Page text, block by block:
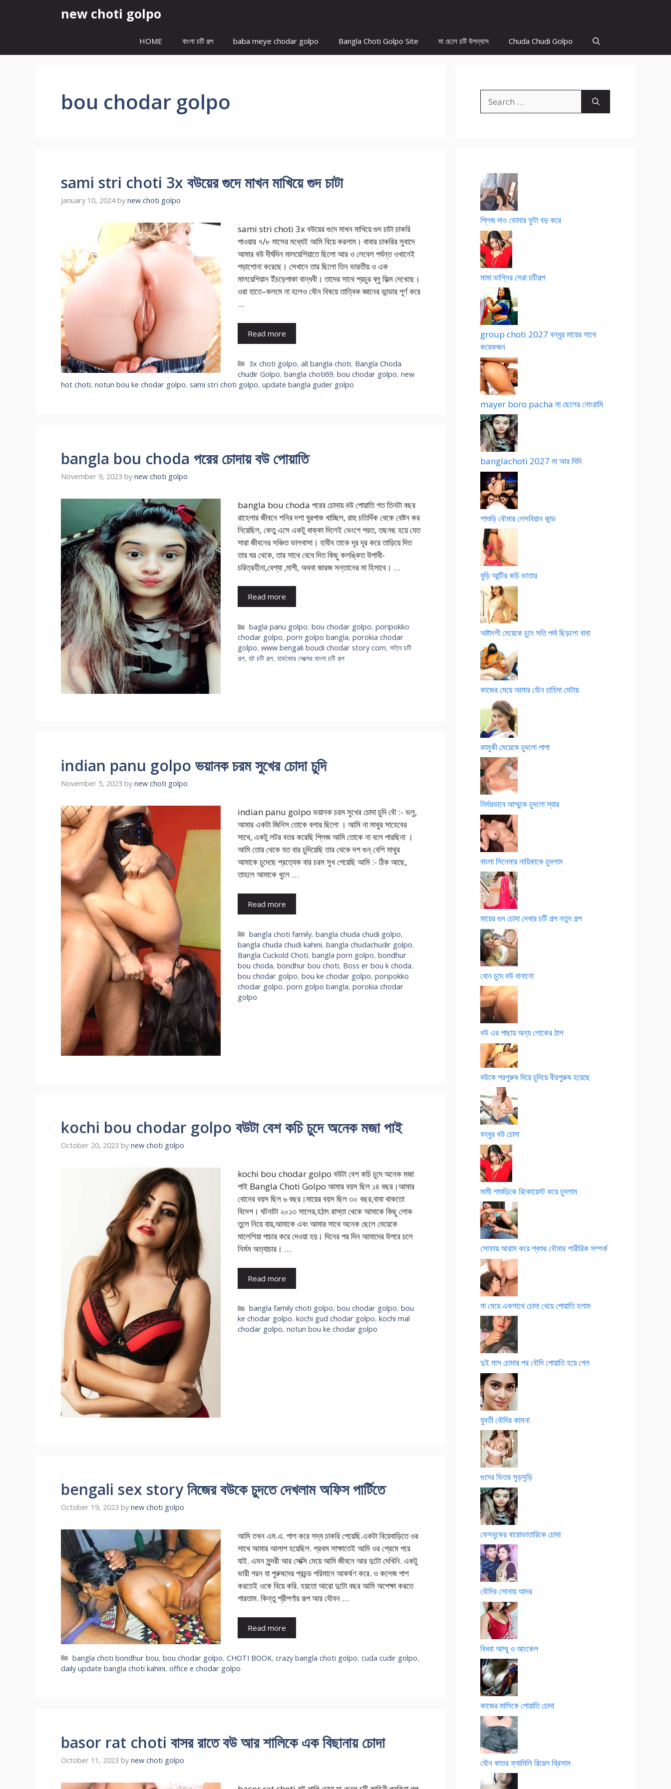
new choti golpo
HOME বাংলা চটি গল্প baba meye chodar golpo Bangla Choti Golpo Site মা ছেলে চটি উপন্যাস Chuda Chudi Golpo
bou chodar golpo
sami stri choti 3x বউয়ের গুদে মাখন মাখিয়ে গুদ চাটা
January 10, 2024 by new choti golpo
sami stri choti 3x বউয়ের গুদে মাখন মাখিয়ে গুদ চাটা চাকরি
পাওয়ার ৭/৮ মাসের মধ্যেই আমি বিয়ে করলাম। বাবার চাকরির সুবাদে
আমার বউ দীর্ঘদিন মালয়েশিয়াতে ছিলো আর ও লেবেল পর্যন্ত ওখানেই
পড়াশোনা করেছে। সেখানে তার ছিলো তিন ভারতীয় ও এক
মালয়েশিয়ান ইঁচড়েপাকা বান্ধবী। তাদের সাথে প্রচুর ব্লু ফিল্ম দেখেছে।
ওরা হাতে–কলমে না হলেও যৌন বিষয়ে তাত্বিক জ্ঞানের ভান্ডার পূর্ণ করে
…
Read more
Categories
3x choti golpo,all bangla choti, Bangla Choda
chudir Golpo, bangla choti69, bou chodar golpo, new
hot choti, notun bou ke chodar golpo, sami stri choti golpo, update bangla guder golpo
bangla bou choda পরের চোদায় বউ পোয়াতি
November 9, 2023 by new choti golpo
bangla bou choda পরের চোদায় বউ পোয়াতি গত তিনটা বছর
রাহেলার জীবনে শনির দশা ঘুরপাক খাচ্ছিল, রাহু চতির্দিক থেকে বেষ্টন কর
নিয়েছিল, কেতু এসে একটু ধাক্কা দিলেই ভেংগে পরত, তছনছ হয়ে যেত
সারা জীবনের সঞ্চিত ভালবাসা। হাবীব তাকে দূর দূর করে তাড়িয়ে দিত
তার ঘর থেকে, তার সাথে বেধে দিত কিছু কলঙ্কিত উপাধী-
চরিত্রহীনা,বেশ্যা ,মাগী, অথবা জারজ সন্তানের মা হিসাবে। …
Read more
Categories
bagla panu golpo,bou chodar golpo,poripokko
chodar golpo, porn golpo bangla, porokia chodar
golpo, www bengali boudi chodar story com, সত্যি চটি
গল্প, হট চটি গল্প, হার্ডকোর সেক্সের বাংলা চটি গল্প
indian panu golpo ভয়ানক চরম সুখের চোদা চুদি
November 5, 2023 by new choti golpo
indian panu golpo ভয়ানক চরম সুখের চোদা চুদি বৌ :- ভলু,
আমার একটা জিনিস তোকে বলার ছিলো । আমি না মাথুর সাহেবের
সাথে, একটু লটর বতর করেছি প্লিজ আমি তোকে না বলে পারছিনা ।
আমি তোর থেকে যত বার চুদিয়েছি তার থেকে দশ গুন্ বেশি মাথুর
আমাকে চুদেছে প্রত্যেক বার চরম সুখ পেয়েছি আমি :- ঠিক আছে,
তাহলে আমাকে খুলে …
Read more
Categories
bangla choti family,bangla chuda chudi golpo,
bangla chuda chudi kahini, bangla chudachudir golpo,
Bangla Cuckold Choti, bangla porn golpo, bondhur
bou choda, bondhur bou choti, Boss er bou k choda,
bou chodar golpo, bou ke chodar golpo, poripokko
chodar golpo, porn golpo bangla, porokia chodar
golpo
kochi bou chodar golpo বউটা বেশ কচি চুদে অনেক মজা পাই
October 20, 2023 by new choti golpo
kochi bou chodar golpo বউটা বেশ কচি চুদে অনেক মজা
পাই Bangla Choti Golpo আমার বয়স ছিল ১৪ বছর।আমার
বোনের বয়স ছিল ৬ বছর।মায়ের বয়স ছিল ৩০ বছর,বাবা থাকতো
বিদেশ। ঘটনাটা ২০১৩ সালের,হঠাৎ রাস্তা থেকে আমাকে কিছু লোক
তুলে নিয়ে যায়,আমাকে এবং আমার সাথে অনেক ছেলে মেয়েকে
মালেশিয়া পাচার করে দেওয়া হয়। দিনের পর দিন আমাদের উপরে চলে
নির্মম অত্যাচার। …
Read more
Categories
bangla family choti golpo,bou chodar golpo,bou
ke chodar golpo, kochi gud chodar golpo, kochi mal
chodar golpo, notun bou ke chodar golpo
bengali sex story নিজের বউকে চুদতে দেখলাম অফিস পার্টিতে
October 19, 2023 by new choti golpo
আমি তখন এম.এ. পাশ করে সদ্য চাকরি পেয়েছি.একটা বিয়েবাড়িতে ওর
সাথে আমার আলাপ হয়েছিল. প্রথম সাক্ষাতেই আমি ওর প্রেমে পরে
যাই. এমন সুন্দরী আর সেক্সি মেয়ে আমি জীবনে আর দুটো দেখিনি. একটু
ভারী গরন যা পুরুষদের প্রচন্ড পরিমানে আকর্ষণ করে. ও কলেজ পাশ
করতেই ওকে বিয়ে করি. হয়তো আরো দুটো বছর আমি অপেক্ষা করতে
পারতাম. কিন্তু শ্রীপর্ণার রূপ আর যৌবন …
Read more
Categories
bangla choti bondhur bou,bou chodar golpo,CHOTI BOOK,crazy bangla choti golpo,cuda cudir golpo,
daily update bangla choti kahini, office e chodar golpo
basor rat choti বাসর রাতে বউ আর শালিকে এক বিছানায় চোদা
October 11, 2023 by new choti golpo
for:
প্লিজ দাও ভোদার ফুটা বড় করে
মামা ভাগ্নির সেরা চটিগল্প
group choti 2027 বন্ধুর মায়ের সাথে
কয়েকজন
mayer boro pacha মা ছেলের নোংরামি
banglachoti 2027 মা আর দিদি
শাশুড়ি বৌমার লেসবিয়ান কান্ড
বুড়ি আন্টির কচি ভাতার
অষ্টাদশী মেয়েকে চুদে সতি পর্দা ছিড়লো বাবা
কাজের মেয়ে আমার যৌন চাহিদা মেটায়
কামুকী মেয়েকে চুদলো পাপা
নির্দয়ভাবে আম্মুকে চুদলো স্যার
বাংলা সিনেমার নায়িকাকে চুদলাম
মায়ের গুদ চোদা দেখার চটি গল্প নতুন গল্প
বোন চুদে বউ বানানো
বউ এর পাছায় অন্য লোকের ঠাপ
বউকে পরপুরুষ দিয়ে চুদিয়ে বীরপুরুষ হয়েছে
বন্ধুর বউ চোদা
মামী শাশুড়িকে রিকোয়েস্ট করে চুদলাম
সোফায় আরাম করে শ্বশুর বৌমার শারীরিক সম্পর্ক
মা মেয়ে একসাথে চোদা খেয়ে পোয়াতি হলাম
দুই মাস চোদার পর বৌদি পোয়াতি হয়ে গেল
যুবতী বৌদির কামনা
গুদের ভিতর সুড়সুড়ি
ফেসবুকের বারোভাতারিকে চোদা
বৌদির সোনায় আদর
বিধবা আম্মু ও আংকেল
কাজের মাসিকে পোয়াতি চোদা
যৌন কাতর ফ্যামিলি রিয়েল থ্রিসাম